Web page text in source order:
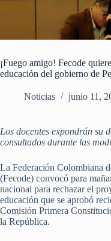
¡Fuego amigo! Fecode
educación del gobierno de
Noticias junio 11,
Los docentes expondrán su
consultados durante las
La Federación Colombiana
(Fecode) convocó para
nacional para rechazar el
educación que se aprobó
Comisión Primera
la República.